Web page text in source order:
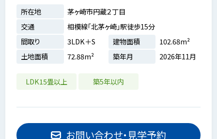
所在地
茅ヶ崎市円蔵２丁目
交通
相模線「北茅ヶ崎」駅徒歩15分
間取り
3LDK＋S 建物面積
102.68m²
土地面積
72.88m² 築年月 2026年11月
LDK15畳以上 築5年以内
お問い合わせ・見学予約